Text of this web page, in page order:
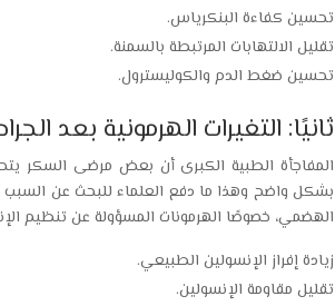
تحسين كفاءة البنكرياس.
تقليل الالتهابات المرتبطة بالسمنة.
تحسين ضغط الدم والكوليسترول.
ثانيًا: التغيرات الهرمونية بعد
المفاجأة الطبية الكبرى أن بعض مرضى السكر
بشكل واضح وهذا ما دفع العلماء للبحث عن
الهضمي، خصوصًا الهرمونات المسؤولة عن تنظيم
زيادة إفراز الإنسولين الطبيعي.
تقليل مقاومة الإنسولين.